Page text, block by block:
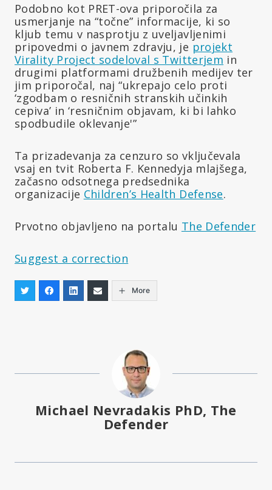
Podobno kot PRET-ova priporočila za
usmerjanje na “točne” informacije, ki so
kljub temu v nasprotju z uveljavljenimi
pripovedmi o javnem zdravju, je projekt
Virality Project sodeloval s Twitterjem in
drugimi platformami družbenih medijev ter
jim priporočal, naj “ukrepajo celo proti
‘zgodbam o resničnih stranskih učinkih
cepiva’ in ‘resničnim objavam, ki bi lahko
spodbudile oklevanje'”
Ta prizadevanja za cenzuro so vključevala
vsaj en tvit Roberta F. Kennedyja mlajšega,
začasno odsotnega predsednika
organizacije Children’s Health Defense.
Prvotno objavljeno na portalu The Defender
Suggest a correction
More
Michael Nevradakis PhD, The
Defender